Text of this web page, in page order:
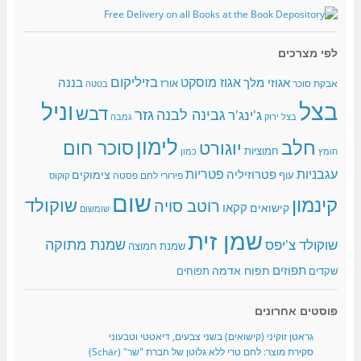
לפי מצרכים
אבקת סוכר אגוזי מלךאגוז מוסקט אורזבזיליקום בטטה בננה
בצל בצל ירוק ג'ינג'רגבינה לבנהגזר גמבה דבשוניל
חומץ חלב חמוציות יוגורט כמון לימוןסוכר חום
עגבניות עוףפטרוזיליה פטריות פירורי לחם פסטה צימוקים קוקוס
קינמון קישואים קקאו רוטב סויהשום שומשום שוקולד
שוקולד צ'יפסשמן זיתשמנת חמוצה שמנת מתוקה
שקדים תפוזים תפוח אדמה תפוחים
פוסטים אחרונים
גראטן זוקיני (קישואים) בשני צבעים, דיאטטי וטבעוני
סקירת מוצר: לחם טרי ללא גלוטן של חברת "שר" (Schär)